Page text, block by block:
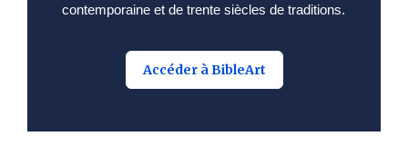
contemporaine et de trente siècles de traditions.
Accéder à BibleArt